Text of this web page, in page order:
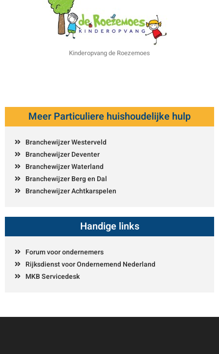
Kinderopvang de Roezemoes
Meer Particuliere huishoudelijke hulp
Branchewijzer Westerveld
Branchewijzer Deventer
Branchewijzer Waterland
Branchewijzer Berg en Dal
Branchewijzer Achtkarspelen
Handige links
Forum voor ondernemers
Rijksdienst voor Ondernemend Nederland
MKB Servicedesk